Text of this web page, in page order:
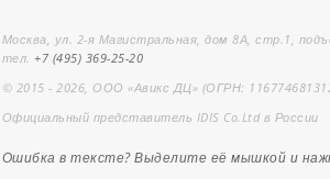
Москва, ул. 2-я Магистральная, дом 8А, стр.1,
тел.+7 (495) 369-25-20
© 2015 - 2026, ООО «Авикс ДЦ» (ОГРН:
Официальный представитель IDIS Co.Ltd в России
Ошибка в тексте? Выделите её мышкой и